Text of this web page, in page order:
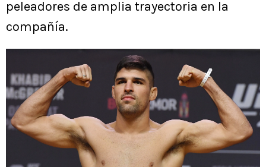
peleadores de amplia trayectoria en la
compañía.